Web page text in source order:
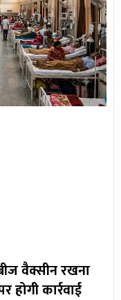
वैक्सीन रखना
होगी कार्रवाई